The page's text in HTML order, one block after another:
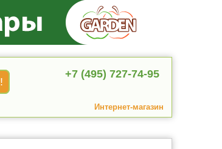
+7 (495) 727-74-95
Интернет-магазин